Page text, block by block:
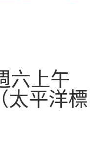
六上午
太平洋標